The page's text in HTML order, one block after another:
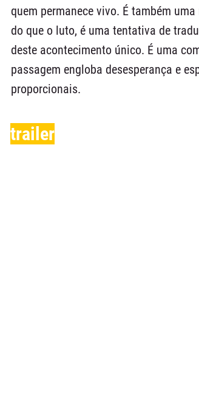
quem permanece vivo. É também
do que o luto, é uma tentativa de
deste acontecimento único. É uma
passagem engloba desesperança e
proporcionais.
trailer